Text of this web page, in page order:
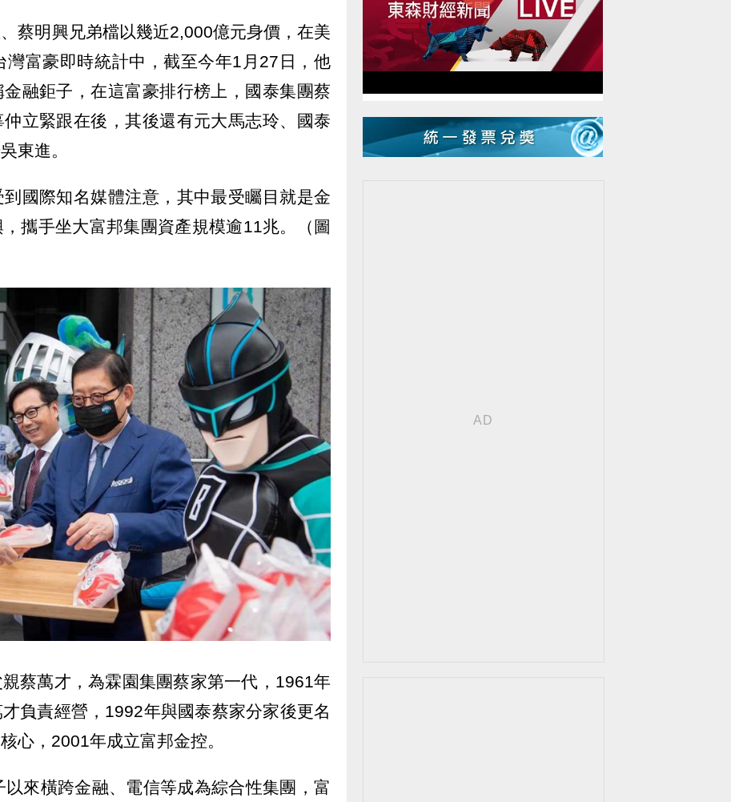
蔡明興兄弟檔以幾近2,000億元身價，在美
灣富豪即時統計中，截至今年1月27日，他
融鉅子，在這富豪排行榜上，國泰集團蔡
立緊跟在後，其後還有元大馬志玲、國泰
東進。
國際知名媒體注意，其中最受矚目就是金
攜手坐大富邦集團資產規模逾11兆。（圖
蔡萬才，為霖園集團蔡家第一代，1961年
負責經營，1992年與國泰蔡家分家後更名
心，2001年成立富邦金控。
來橫跨金融、電信等成為綜合性集團，富